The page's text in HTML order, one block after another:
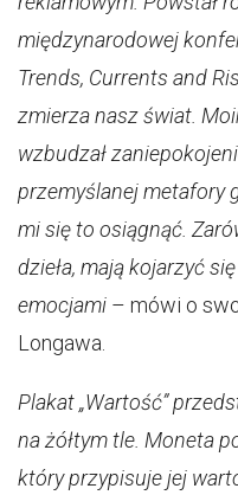
międzynarodowej
Trends, Currents and
zmierza nasz świat.
wzbudzał
przemyślanej metafory
mi się to osiągnąć.
dzieła, mają kojarzyć
emocjami – mówi o
Longawa.
Plakat „Wartość”
na żółtym tle. Moneta
który przypisuje jej